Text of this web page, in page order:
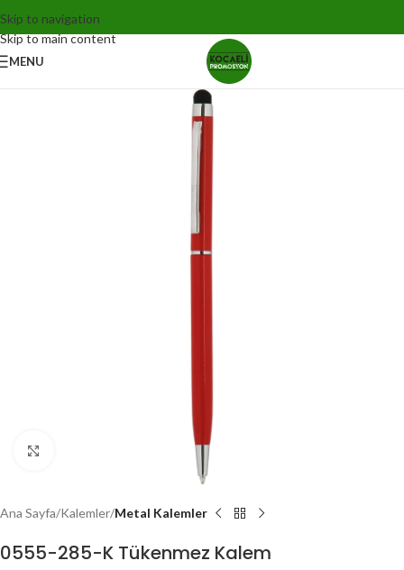
Skip to navigation
Skip to main content
MENU
Ana Sayfa Kalemler Metal Kalemler
0555-285-K Tükenmez Kalem